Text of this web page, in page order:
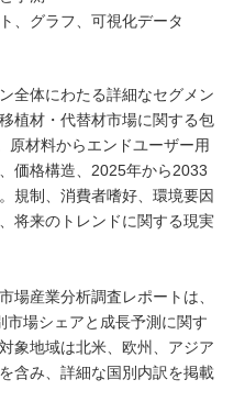
、グラフ、可視化データ
全体にわたる詳細なセグメン
植材・代替材市場に関する包
原材料からエンドユーザー用
価格構造、2025年から2033
規制、消費者嗜好、環境要因
将来のトレンドに関する現実
場産業分析調査レポートは、
場シェアと成長予測に関す
象地域は北米、欧州、アジア
含み、詳細な国別内訳を掲載